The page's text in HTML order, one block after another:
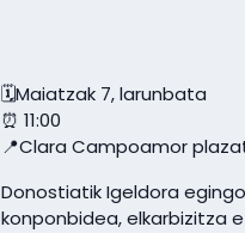
🗓Maiatzak 7, larunbata
⏰ 11:00
📍Clara Campoamor
Donostiatik Igeldora
konponbidea, elkarbizitza